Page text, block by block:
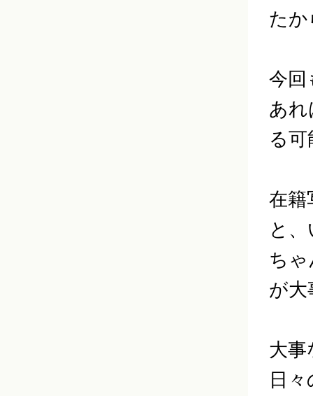
た
今回
あ
る
在籍
と
ち
が
大事
日